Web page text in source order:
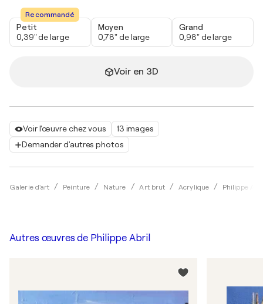
Voir l'œuvre chez vous
13 images
Demander d'autres photos
Galerie d'art Peinture Nature Art brut Acrylique Philippe
Recommandé
Petit
0,39" de large
Moyen
0,78" de large
Grand
0,98" de large
Voir en 3D
Autres œuvres de Philippe Abril